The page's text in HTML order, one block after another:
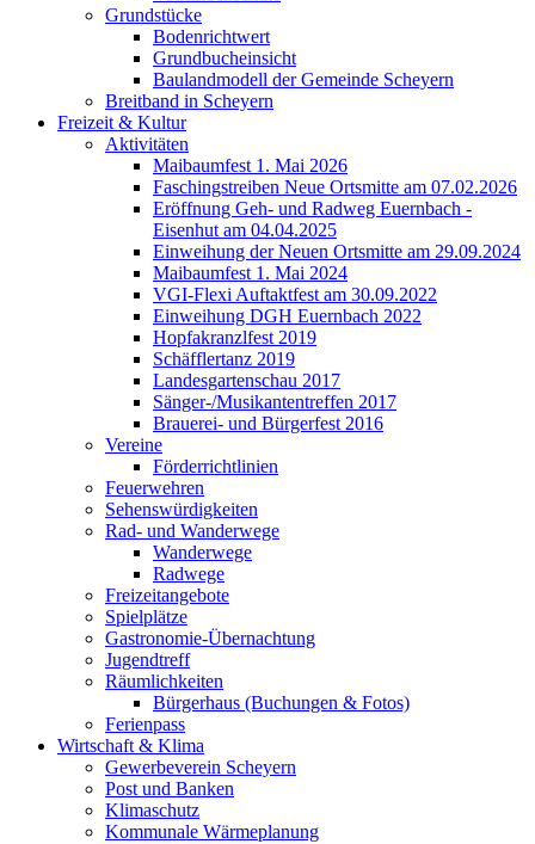
Grundstücke
Bodenrichtwert
Grundbucheinsicht
Baulandmodell der Gemeinde Scheyern
Breitband in Scheyern
Freizeit & Kultur
Aktivitäten
Maibaumfest 1. Mai 2026
Faschingstreiben Neue Ortsmitte am 07.02.2026
Eröffnung Geh- und Radweg Euernbach -
Eisenhut am 04.04.2025
Einweihung der Neuen Ortsmitte am 29.09.2024
Maibaumfest 1. Mai 2024
VGI-Flexi Auftaktfest am 30.09.2022
Einweihung DGH Euernbach 2022
Hopfakranzlfest 2019
Schäfflertanz 2019
Landesgartenschau 2017
Sänger-/Musikantentreffen 2017
Brauerei- und Bürgerfest 2016
Vereine
Förderrichtlinien
Feuerwehren
Sehenswürdigkeiten
Rad- und Wanderwege
Wanderwege
Radwege
Freizeitangebote
Spielplätze
Gastronomie-Übernachtung
Jugendtreff
Räumlichkeiten
Bürgerhaus (Buchungen & Fotos)
Ferienpass
Wirtschaft & Klima
Gewerbeverein Scheyern
Post und Banken
Klimaschutz
Kommunale Wärmeplanung